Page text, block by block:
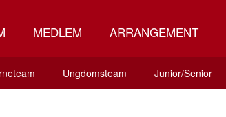
MEDLEM ARRANGEMENT
Ungdomsteam Junior/Senior